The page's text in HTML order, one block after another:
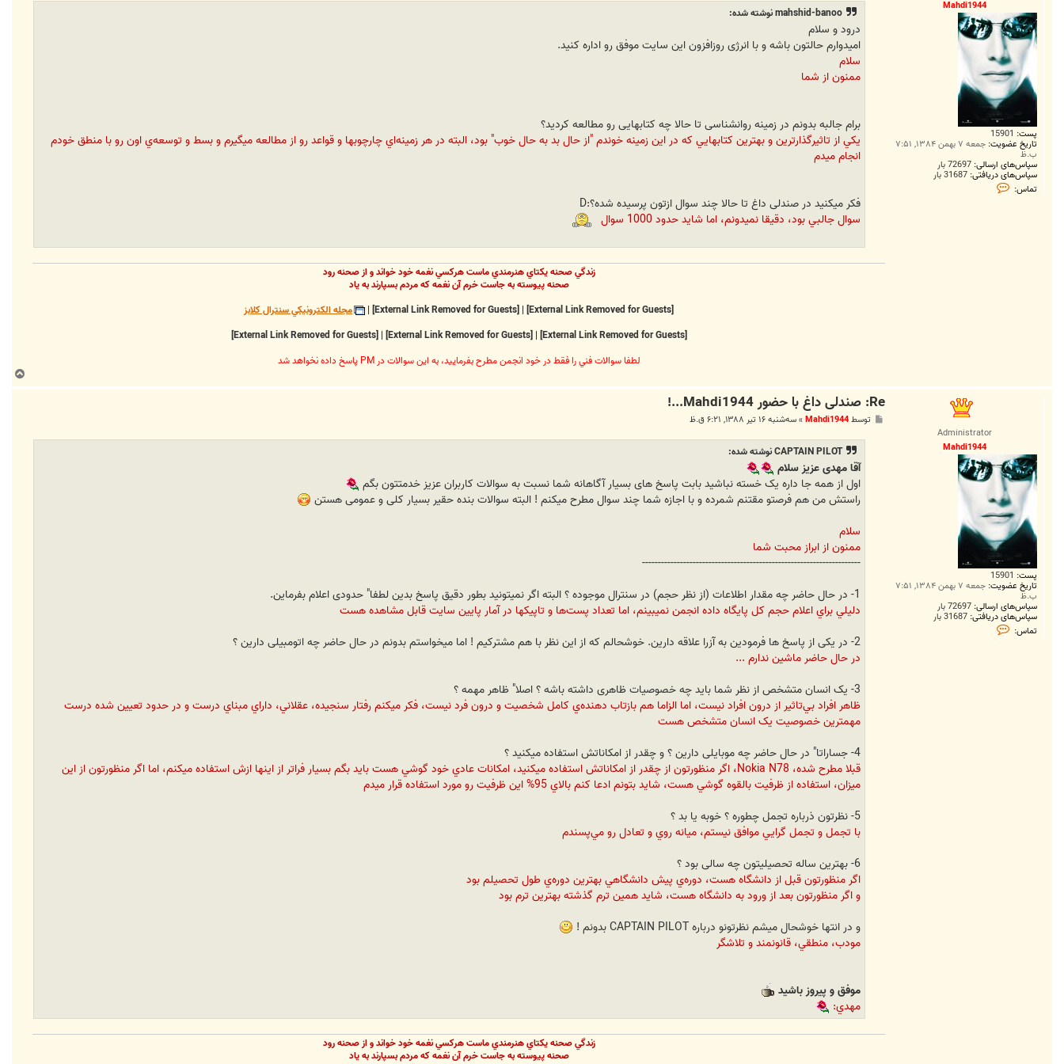
Mahdi1944
پست: 15901
تاریخ عضویت: جمعه ۷ بهمن ۱۳۸۴, ۷:۵۱
ب.ظ
سپاس‌های ارسالی: 72697 بار
سپاس‌های دریافتی: 31687 بار
تماس:
ت
mahshid-banoo نوشته شده:
درود و سلام
امیدوارم حالتون باشه و با انرژی روزافزون این سایت موفق رو اداره کنید.
سلام
ممنون از شما
برام جالبه بدونم در زمینه روانشناسی تا حالا چه کتابهایی رو مطالعه کردید؟
يکي از تاثيرگذارترين و بهترين کتابهايي که در اين زمينه خوندم "از حال بد به حال خوب" بود، البته در هر زمينه‌اي چارچوبها و قواعد رو از مطالعه ميگيرم و بسط و توسعه‌ي اون رو با منطق خودم
انجام ميدم
فکر میکنید در صندلی داغ تا حالا چند سوال ازتون پرسیده شده؟:D
سوال جالبي بود، دقيقا نميدونم، اما شايد حدود 1000 سوال
زندگي صحنه يکتاي هنرمندي ماست هرکسي نغمه خود خواند و از صحنه رود
صحنه پيوسته به جاست خرم آن نغمه که مردم بسپارند به ياد
[External Link Removed for Guests]
|
[External Link Removed for Guests]
|
مجله الکترونيکي سنترال کلابز
[External Link Removed for Guests]
|
[External Link Removed for Guests]
|
[External Link Removed for Guests]
لطفا سوالات فني را فقط در خود انجمن مطرح بفرماييد، به اين سوالات در PM پاسخ داده نخواهد شد
ا
Administrator
Mahdi1944
پست: 15901
تاریخ عضویت: جمعه ۷ بهمن ۱۳۸۴, ۷:۵۱
ب.ظ
سپاس‌های ارسالی: 72697 بار
سپاس‌های دریافتی: 31687 بار
تماس:
ت
Re: صندلی داغ با حضور Mahdi1944...!
توسطMahdi1944
»سه‌شنبه ۱۶ تیر ۱۳۸۸, ۶:۲۱ ق.ظ
CAPTAIN PILOT نوشته شده:
آقا مهدی عزیز سلام
اول از همه جا داره یک خسته نباشید بابت پاسخ های بسیار آگاهانه شما نسبت به سوالات کاربران عزیز خدمتتون بگم
راستش من هم فرصتو مقتنم شمرده و با اجازه شما چند سوال مطرح میکنم ! البته سوالات بنده حقیر بسیار کلی و عمومی هستن
سلام
ممنون از ابراز محبت شما
---------------------------------------------------------------------
1- در حال حاضر چه مقدار اطلاعات (از نظر حجم) در سنترال موجوده ؟ البته اگر نمیتونید بطور دقیق پاسخ بدین لطفا" حدودی اعلام بفرماین.
دليلي براي اعلام حجم کل پايگاه داده انجمن نميبينم، اما تعداد پست‌ها و تاپيکها در آمار پايين سايت قابل مشاهده هست
2- در یکی از پاسخ ها فرمودین به آزرا علاقه دارین. خوشحالم که از این نظر با هم مشترکیم ! اما میخواستم بدونم در حال حاضر چه اتومبیلی دارین ؟
در حال حاضر ماشين ندارم ...
3- یک انسان متشخص از نظر شما باید چه خصوصیات ظاهری داشته باشه ؟ اصلا" ظاهر مهمه ؟
ظاهر افراد بي‌تاثير از درون افراد نيست، اما الزاما هم بازتاب دهنده‌ي کامل شخصيت و درون فرد نيست، فکر ميکنم رفتار سنجيده، عقلاني، داراي مبناي درست و در حدود تعيين شده درست
مهمترين خصوصيت يک انسان متشخص هست
4- جساراتا" در حال حاضر چه موبایلی دارین ؟ و چقدر از امکاناتش استفاده میکنید ؟
قبلا مطرح شده، Nokia N78، اگر منظورتون از چقدر از امکاناتش استفاده ميکنيد، امکانات عادي خود گوشي هست بايد بگم بسيار فراتر از اينها ازش استفاده ميکنم، اما اگر منظورتون از اين
ميزان، استفاده از ظرفيت بالقوه گوشي هست، شايد بتونم ادعا کنم بالاي 95% اين ظرفيت رو مورد استفاده قرار ميدم
5- نظرتون ذرباره تجمل چطوره ؟ خوبه یا بد ؟
با تجمل و تجمل گرايي موافق نيستم، ميانه روي و تعادل رو مي‌پسندم
6- بهترین ساله تحصیلیتون چه سالی بود ؟
اگر منظورتون قبل از دانشگاه هست، دوره‌ي پيش دانشگاهي بهترين دوره‌ي طول تحصيلم بود
و اگر منظورتون بعد از ورود به دانشگاه هست، شايد همين ترم گذشته بهترين ترم بود
و در انتها خوشحال میشم نظرتونو درباره CAPTAIN PILOT بدونم !
مودب، منطقي، قانونمند و تلاشگر
موفق و پیروز باشید
مهدي:
زندگي صحنه يکتاي هنرمندي ماست هرکسي نغمه خود خواند و از صحنه رود
صحنه پيوسته به جاست خرم آن نغمه که مردم بسپارند به ياد